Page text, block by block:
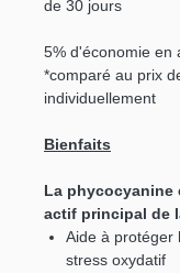
de 30 jours
5% d'économie en
*comparé au prix
individuellement
Bienfaits
La phycocyanine
actif principal de
Aide à protéger
stress oxydatif